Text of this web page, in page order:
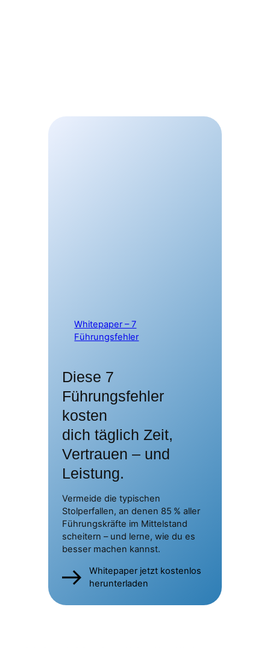
Diese 7
Führungsfehler
kosten
dich täglich Zeit,
Vertrauen – und
Leistung.
Vermeide die typischen
Stolperfallen, an denen 85 % aller
Führungskräfte im Mittelstand
scheitern – und lerne, wie du es
besser machen kannst.
Whitepaper jetzt kostenlos
herunterladen
Whitepaper – 7
Führungsfehler